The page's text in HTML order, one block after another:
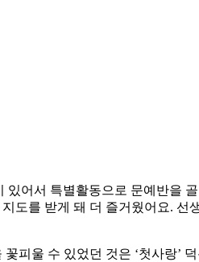
어서 특별활동으로 문예반을
도를 받게 돼 더 즐거웠어요.
피울 수 있었던 것은 ‘첫사랑’